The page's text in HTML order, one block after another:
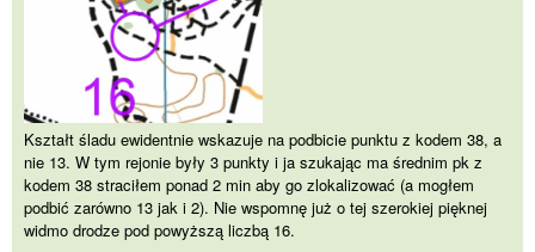
Kształt śladu ewidentnie wskazuje na podbicie punktu z kodem 38, a
nie 13. W tym rejonie były 3 punkty i ja szukając ma średnim pk z
kodem 38 straciłem ponad 2 min aby go zlokalizować (a mogłem
podbić zarówno 13 jak i 2). Nie wspomnę już o tej szerokiej pięknej
widmo drodze pod powyższą liczbą 16.